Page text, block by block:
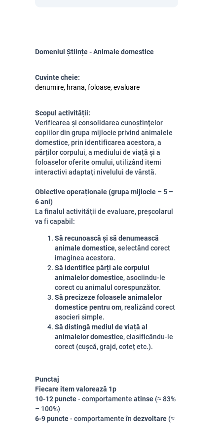
Domeniul Științe - Animale domestice
Cuvinte cheie:
denumire, hrana, foloase, evaluare
Scopul activității:
Verificarea și consolidarea cunoștințelor
copiilor din grupa mijlocie privind animalele
domestice, prin identificarea acestora, a
părților corpului, a mediului de viață și a
foloaselor oferite omului, utilizând itemi
interactivi adaptați nivelului de vârstă.
Obiective operaționale (grupa mijlocie – 5 –
6 ani)
La finalul activității de evaluare, preșcolarul
va fi capabil:
Să recunoască și să denumească
animale domestice, selectând corect
imaginea acestora.
Să identifice părți ale corpului
animalelor domestice, asociindu-le
corect cu animalul corespunzător.
Să precizeze foloasele animalelor
domestice pentru om, realizând corect
asocieri simple.
Să distingă mediul de viață al
animalelor domestice, clasificându-le
corect (cușcă, grajd, coteț etc.).
Punctaj
Fiecare item valorează 1p
10-12 puncte- comportamente atinse (≈ 83%
– 100%)
6-9 puncte- comportamente în dezvoltare (≈